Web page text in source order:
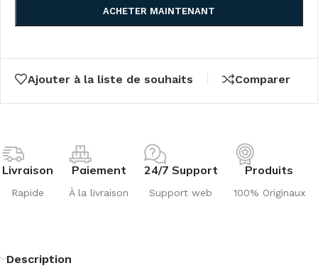
ACHETER MAINTENANT
Ajouter à la liste de souhaits Comparer
Livraison
Rapide
Paiement
À la livraison
24/7 Support
Support web
Produits
100% Originaux
Description